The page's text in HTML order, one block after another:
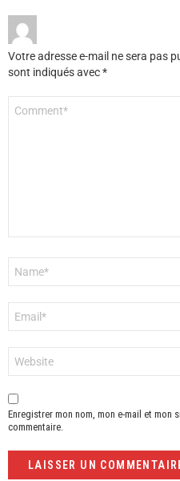
Votre adresse e-mail ne sera pas
sont indiqués avec*
mail
*
web
Enregistrer mon nom, mon e-mail et
commentaire.